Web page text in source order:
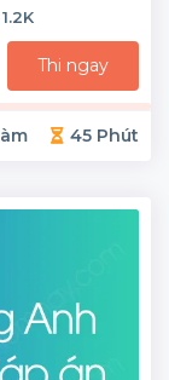
1.2K
Thi ngay
45 Phút